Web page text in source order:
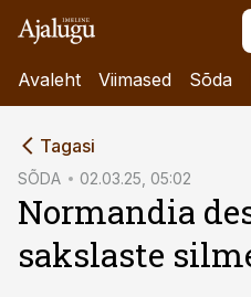
Avaleht Viimased Sõda
Tagasi
SÕDA 02.03.25, 05:02
Normandia
sakslaste